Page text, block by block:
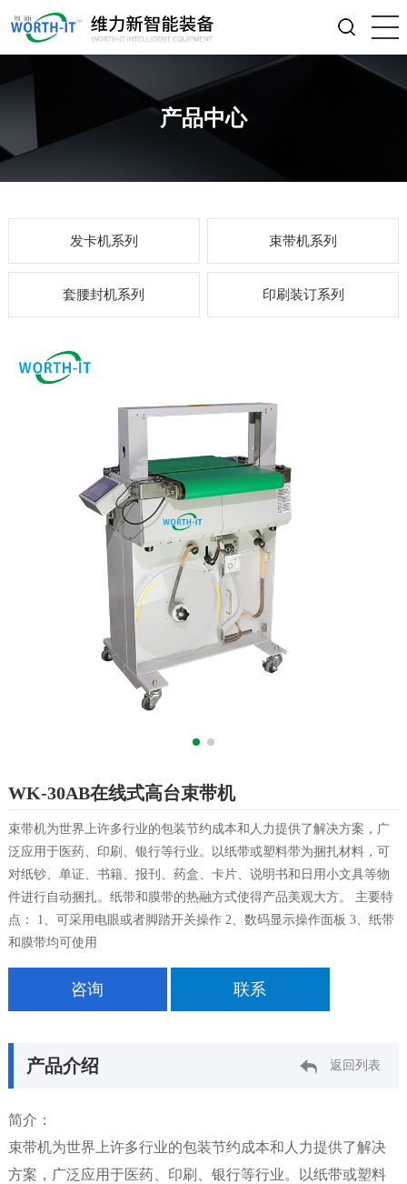
产品中心
发卡机系列 束带机系列
套腰封机系列 印刷装订系列
WK-30AB在线式高台束带机
束带机为世界上许多行业的包装节约成本和人力提供了解决方案，广
泛应用于医药、印刷、银行等行业。以纸带或塑料带为捆扎材料，可
对纸钞、单证、书籍、报刊、药盒、卡片、说明书和日用小文具等物
件进行自动捆扎。纸带和膜带的热融方式使得产品美观大方。 主要特
点： 1、可采用电眼或者脚踏开关操作 2、数码显示操作面板 3、纸带
和膜带均可使用
咨询 联系
产品介绍 返回列表
简介：
束带机为世界上许多行业的包装节约成本和人力提供了解决
方案，广泛应用于医药、印刷、银行等行业。以纸带或塑料